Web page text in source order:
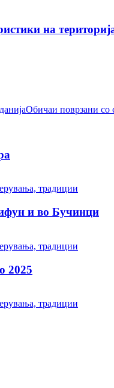
на
Обичаи поврзани со
традиции
и во Бучинци
традиции
2025
традиции